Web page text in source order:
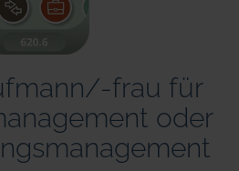
frau für
oder